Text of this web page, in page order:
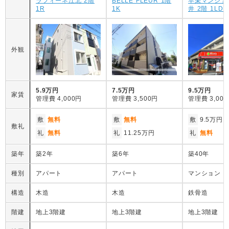
1R
1K
井 2階 1LDK
外観
家賃
5.9万円
管理費 4,000円
7.5万円
管理費 3,500円
9.5万円
管理費 3,000
敷礼
敷 無料
礼 無料
敷 無料
礼
11.25万円
敷 9.5万円
礼 無料
築年 築2年 築6年 築40年
種別 アパート アパート マンション
構造 木造 木造 鉄骨造
階建 地上3階建 地上3階建 地上3階建